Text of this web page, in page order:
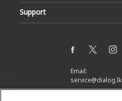
Support
Email:
service@dialog.lk